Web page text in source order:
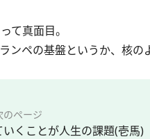
て真面目。
ペの基盤というか、核の
のページ
くことが人生の課題(壱馬)